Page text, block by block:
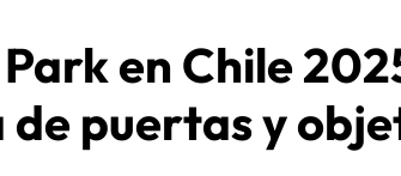
en Chile
puertas y